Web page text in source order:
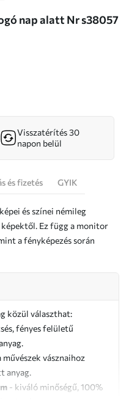
ragyogó nap alatt Nr s38057
Visszatérítés 30
napon belül
és fizetés GYIK
és színei némileg
Ez függ a monitor
a fényképezés során
közül választhat:
fényes felületű
művészek vásznaihoz
anyag.
- kiváló minőségű, 100%